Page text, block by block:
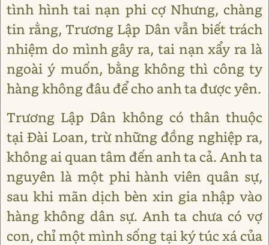
tình hình tai nạn phi cợ Nhưng, chàng
tin rằng, Trương Lập Dân vẫn biết trách
nhiệm do mình gây ra, tai nạn xẩy ra là
ngoài ý muốn, bằng không thì công ty
hàng không đâu để cho anh ta được yên.
Trương Lập Dân không có thân thuộc
tại Đài Loan, trừ những đồng nghiệp ra,
không ai quan tâm đến anh ta cả. Anh ta
nguyên là một phi hành viên quân sự,
sau khi mãn dịch bèn xin gia nhập vào
hàng không dân sự. Anh ta chưa có vợ
con, chỉ một mình sống tại ký túc xá của